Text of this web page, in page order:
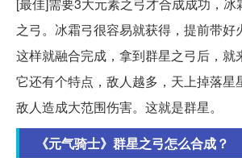
[最佳]需要3大元素之弓才合成成功，
之弓。冰霜弓很容易就获得，提前带好
这样就融合完成，拿到群星之弓后，就
它还有个特点，敌人越多，天上掉落星
敌人造成大范围伤害。这就是群星。
《元气骑士》群星之弓怎么合成？